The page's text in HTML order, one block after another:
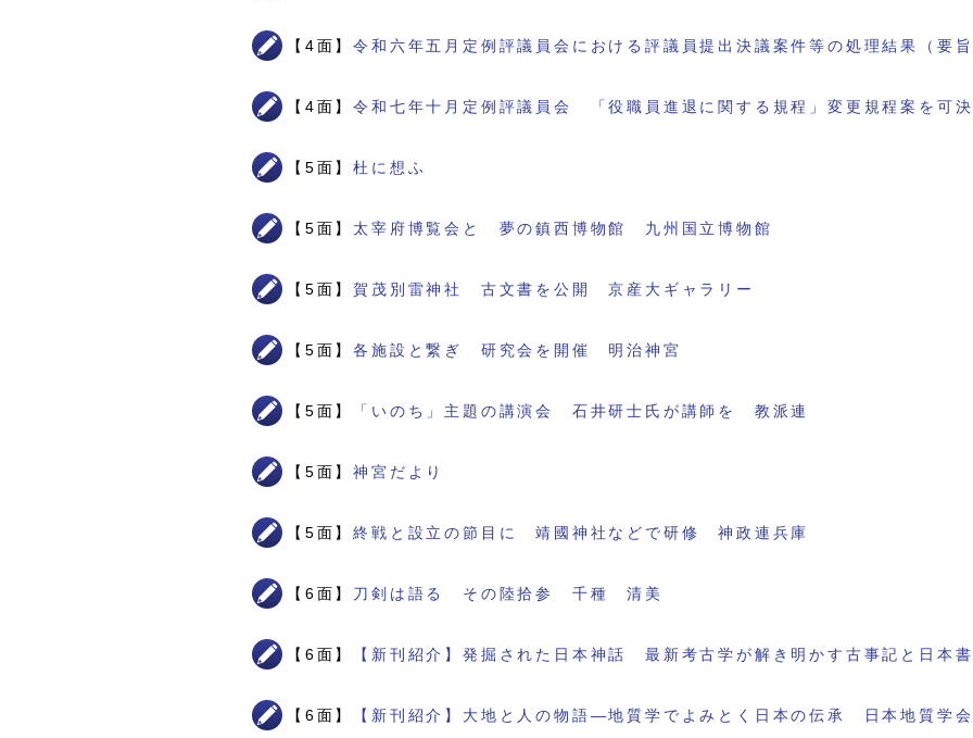
【4面】令和六年五月定例評議員会における評議員提出決議案件等の処理結果（要旨
【4面】令和七年十月定例評議員会 「役職員進退に関する規程」変更規程案を可決
【5面】杜に想ふ
【5面】 太宰府博覧会と 夢の鎮西博物館 九州国立博物館
【5面】賀茂別雷神社 古文書を公開 京産大ギャラリー
【5面】各施設と繋ぎ 研究会を開催 明治神宮
【5面】 「いのち」主題の講演会 石井研士氏が講師を 教派連
【5面】神宮だより
【5面】終戦と設立の節目に 靖國神社などで研修 神政連兵庫
【6面】 刀剣は語る その陸拾参 千種 清美
【6面】 【新刊紹介】発掘された日本神話 最新考古学が解き明かす古事記と日本
【6面】 【新刊紹介】大地と人の物語―地質学でよみとく日本の伝承 日本地質学会